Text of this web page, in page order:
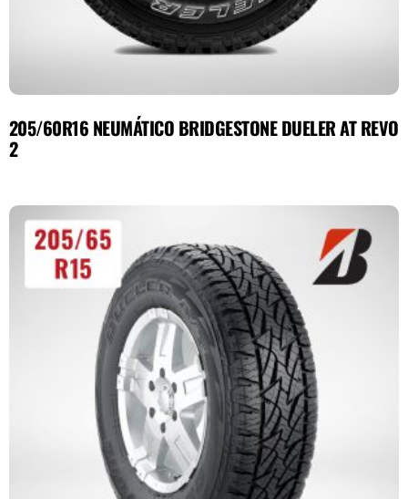
205/60R16 NEUMÁTICO BRIDGESTONE DUELER AT REVO
2